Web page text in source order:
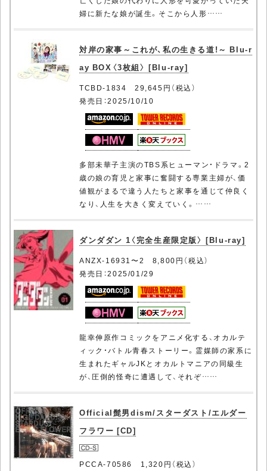
婦に新たな娘が誕生。そこから人形……
対岸の家事～これが、私の生きる道!～ Blu-r
ay BOX〈3枚組〉 [Blu-ray]
TCBD-1834 29,645円（税込）
発売日：2025/10/10
多部未華子主演のTBS系ヒューマン・ドラマ。2
歳の娘の育児と家事に奮闘する専業主婦が、価
値観がまるで違う人たちと家事を通じて仲良く
なり、人生を大きく変えていく。……
ダンダダン 1〈完全生産限定版〉 [Blu-ray]
ANZX-16931〜2 8,800円（税込）
発売日：2025/01/29
龍幸伸原作コミックをアニメ化する、オカルテ
ィック・バトル青春ストーリー。霊媒師の家系に
生まれたギャルJKとオカルトマニアの同級生
が、圧倒的怪奇に遭遇して、それぞ……
Official髭男dism/スターダスト/エルダー
フラワー [CD]
PCCA-70586 1,320円（税込）